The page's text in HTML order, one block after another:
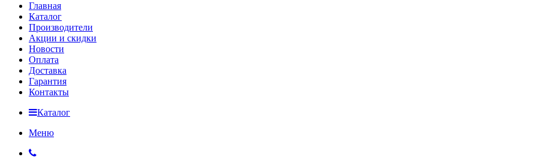
Главная
Каталог
Производители
Акции и скидки
Новости
Оплата
Доставка
Гарантия
Контакты
Каталог
Меню